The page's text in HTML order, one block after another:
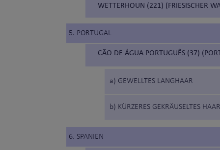
WETTERHOUN (221) (FRIESISCHER
5. PORTUGAL
CÃO DE ÁGUA PORTUGUÊS (37)
a) GEWELLTES LANGHAAR
b) KÜRZERES GEKRÄUSELTES HAAR
6. SPANIEN